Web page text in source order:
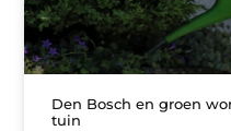
Den Bosch en groen
tuin